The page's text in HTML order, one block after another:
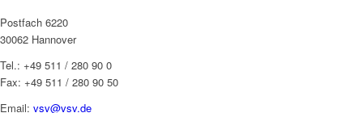
Postfach 6220
30062 Hannover
Tel.: +49 511 / 280 90 0
Fax: +49 511 / 280 90 50
Email: vsv@vsv.de